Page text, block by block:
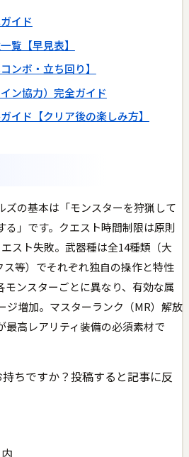
イド
覧【早見表】
ンボ・立ち回り】
ン協力）完全ガイド
イド【クリア後の楽しみ方】
ズの基本は「モンスターを狩猟して
る」です。クエスト時間制限は原則
スト失敗。武器種は全14種類（大
等）でそれぞれ独自の操作と特性
モンスターごとに異なり、有効な属
ジ増加。マスターランク（MR）解放
最高レアリティ装備の必須素材で
ちですか？投稿すると記事に反